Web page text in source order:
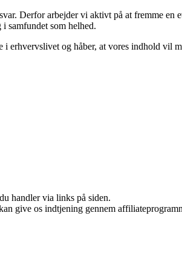
Derfor arbejder vi aktivt på at fremme
samfundet som helhed.
erhvervslivet og håber, at vores indhold vil
handler via links på siden.
give os indtjening gennem